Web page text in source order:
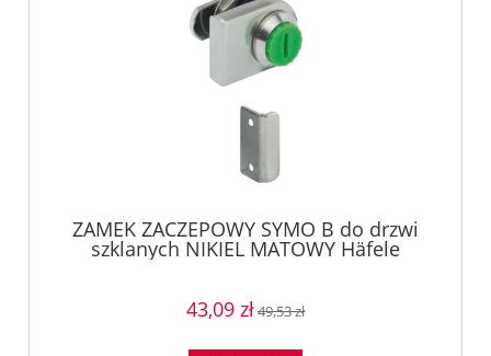
ZAMEK ZACZEPOWY SYMO B do drzwi
szklanych NIKIEL MATOWY Häfele
43,09 zł49,53 zł